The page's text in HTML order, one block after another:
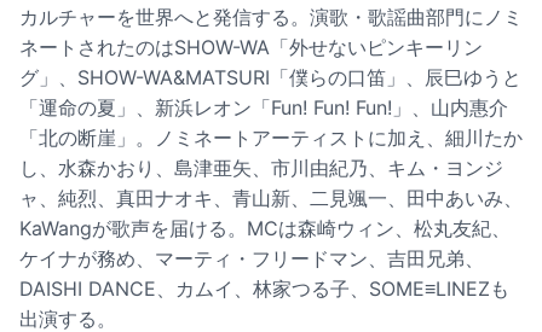
カルチャーを世界へと発信する。演歌・歌謡曲部門にノミ
ネートされたのはSHOW-WA「外せないピンキーリン
グ」、SHOW-WA&MATSURI「僕らの口笛」、辰巳ゆうと
「運命の夏」、新浜レオン「Fun! Fun! Fun!」、山内惠介
「北の断崖」。ノミネートアーティストに加え、細川たか
し、水森かおり、島津亜矢、市川由紀乃、キム・ヨンジ
ャ、純烈、真田ナオキ、青山新、二見颯一、田中あいみ、
KaWangが歌声を届ける。MCは森崎ウィン、松丸友紀、
ケイナが務め、マーティ・フリードマン、吉田兄弟、
DAISHI DANCE、カムイ、林家つる子、SOME≡LINEZも
出演する。